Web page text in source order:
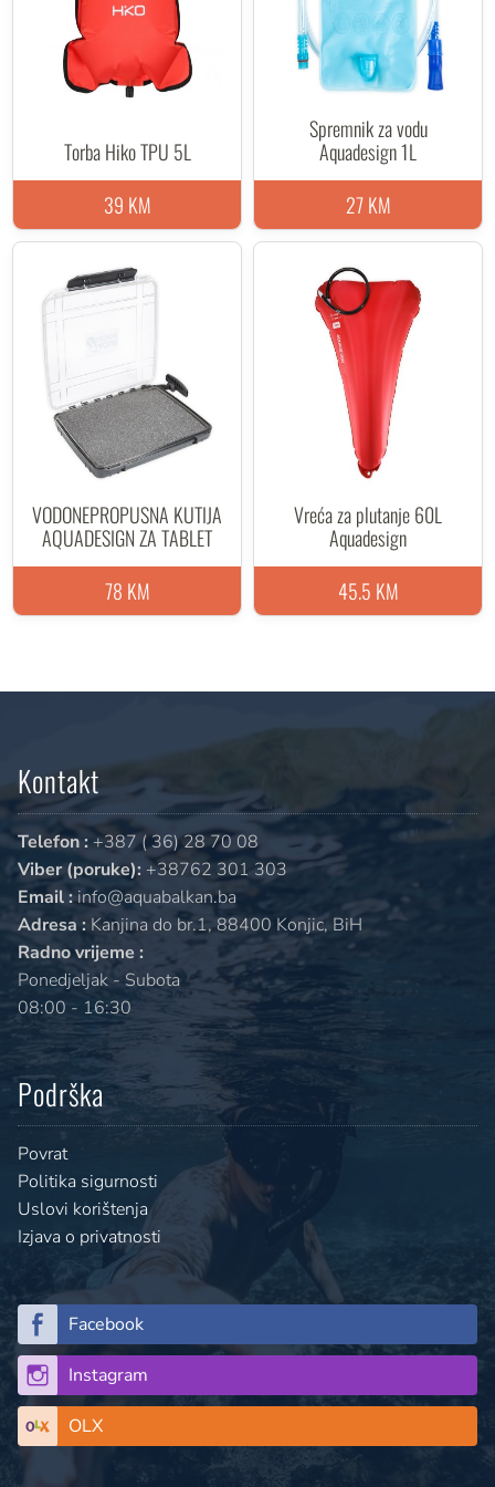
Torba Hiko TPU 5L
39 KM
Spremnik za vodu
Aquadesign 1L
27 KM
VODONEPROPUSNA KUTIJA
AQUADESIGN ZA TABLET
78 KM
Vreća za plutanje 60L
Aquadesign
45.5 KM
Kontakt
Telefon : +387 ( 36) 28 70 08
Viber (poruke): +38762 301 303
Email :info@aquabalkan.ba
Adresa : Kanjina do br.1, 88400 Konjic, BiH
Radno vrijeme :
Ponedjeljak - Subota
08:00 - 16:30
Podrška
Povrat
Politika sigurnosti
Uslovi korištenja
Izjava o privatnosti
Facebook
Instagram
OLX